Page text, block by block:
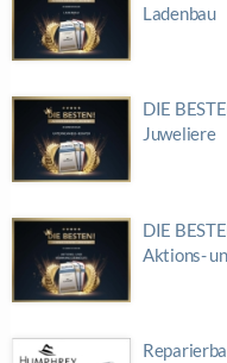
Ladenbau
DIE
Juweliere
DIE
Aktions-